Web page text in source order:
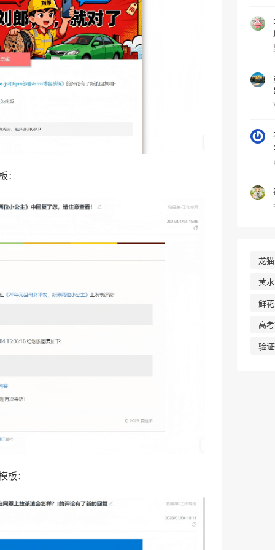
：
板：
龙猫
黄水
鲜花
高
验